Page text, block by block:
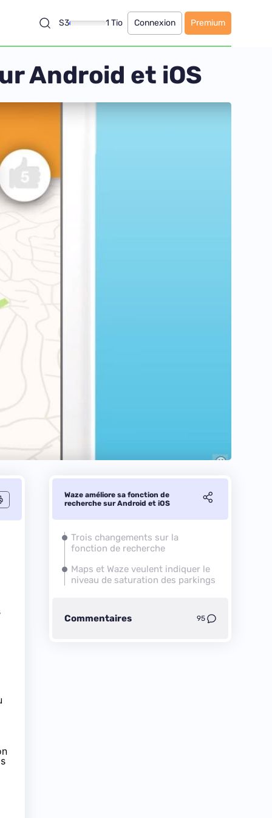
S3 1 Tio Connexion Premium
Android et iOS
Waze améliore sa fonction de
recherche sur Android et iOS
Trois changements sur la
fonction de recherche
Maps et Waze veulent indiquer le
niveau de saturation des parkings
Commentaires 95